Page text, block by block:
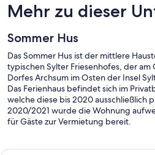
Mehr zu dieser
Sommer Hus
Das Sommer Hus ist der mittlere
typischen Sylter Friesenhofes, der am
Dorfes Archsum im Osten der Insel
Das Ferienhaus befindet sich im
welche diese bis 2020 ausschließlich
2020/2021 wurde die Wohnung
für Gäste zur Vermietung bereit.